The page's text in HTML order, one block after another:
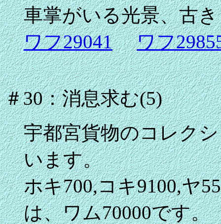
車掌がいる光景、古
ワフ29041
ワフ
＃30：消息求む(5)
宇都宮貨物のコレク
います。
ホキ700,コキ9100,ヤ
は、ワム70000です。